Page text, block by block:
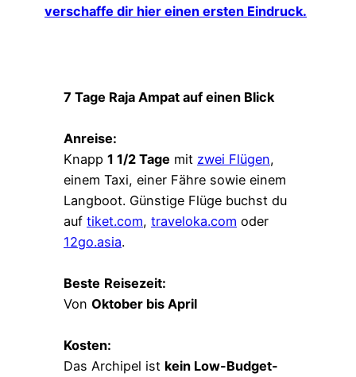
verschaffe dir hier einen ersten Eindruck.
7 Tage Raja Ampat auf einen Blick
Anreise:
Knapp 1 1/2 Tage mit zwei Flügen,
einem Taxi, einer Fähre sowie einem
Langboot. Günstige Flüge buchst du
auf tiket.com, traveloka.com oder
12go.asia.
Beste Reisezeit:
Von Oktober bis April
Kosten:
Das Archipel ist kein Low-Budget-